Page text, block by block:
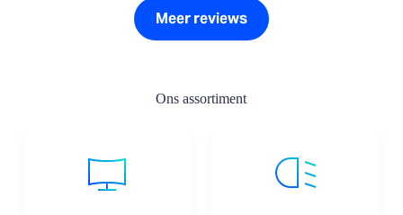
Meer reviews
Ons assortiment